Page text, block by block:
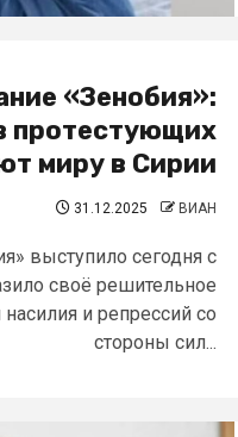
«Зенобия»:
протестующих
миру в Сирии
31.12.2025 ВИАН
выступило сегодня с
своё решительное
и репрессий со
стороны сил...